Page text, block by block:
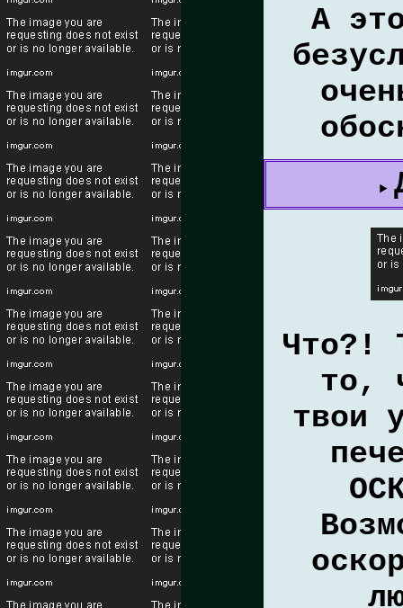
А
Что?!
то,
твои